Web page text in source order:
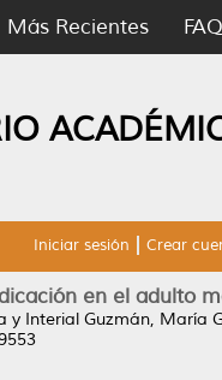
Más Recientes
Iniciar sesión Crear
en el adulto
y Interial Guzmán, María